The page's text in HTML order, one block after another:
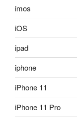
imos
iOS
ipad
iphone
iPhone 11
iPhone 11 Pro